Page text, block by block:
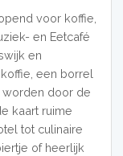
voor koffie,
en Eetcafé
en
een borrel
door de
kaart ruime
tot culinaire
of heerlijk